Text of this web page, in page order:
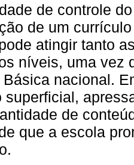
de controle
de um
atingir tanto
níveis, uma vez
Básica nacional.
superficial,
de
que a escola